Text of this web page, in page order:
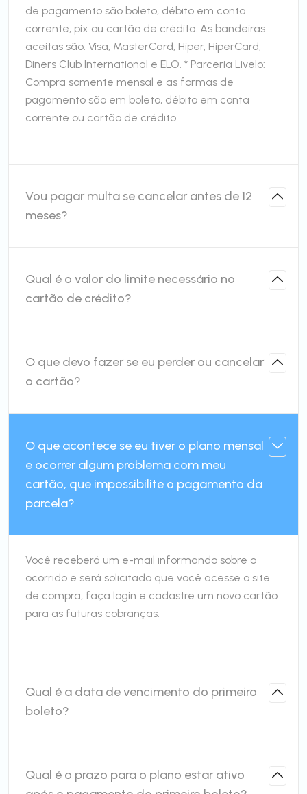
de pagamento são boleto, débito em conta
corrente, pix ou cartão de crédito. As bandeiras
aceitas são: Visa, MasterCard, Hiper, HiperCard,
Diners Club International e ELO. * Parceria Livelo:
Compra somente mensal e as formas de
pagamento são em boleto, débito em conta
corrente ou cartão de crédito.
Vou pagar multa se cancelar antes de 12
meses?
Qual é o valor do limite necessário no
cartão de crédito?
O que devo fazer se eu perder ou cancelar
o cartão?
O que acontece se eu tiver o plano mensal
e ocorrer algum problema com meu
cartão, que impossibilite o pagamento da
parcela?
Você receberá um e-mail informando sobre o
ocorrido e será solicitado que você acesse o site
de compra, faça login e cadastre um novo cartão
para as futuras cobranças.
Qual é a data de vencimento do primeiro
boleto?
Qual é o prazo para o plano estar ativo